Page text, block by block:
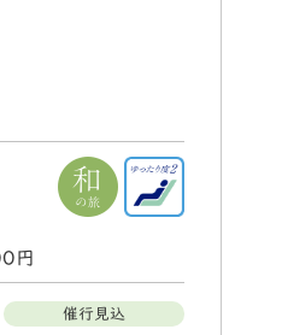
円
催行見込